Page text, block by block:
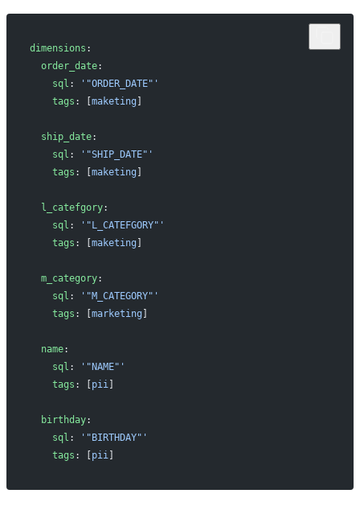
dimensions :
  order_date
:
    sql
:
'"ORDER_DATE"'
    tags
: [ maketing
  ship_date
:
    sql
:
'"SHIP_DATE"'
    tags
: [ maketing
  l_catefgory
:
    sql
:
'"L_CATEFGORY"'
    tags
: [ maketing
  m_category
:
    sql
:
'"M_CATEGORY"'
    tags
: [ marketing
  name
:
    sql
:
'"NAME"'
    tags
: [ pii]
  birthday
:
    sql
:
'"BIRTHDAY"'
    tags
: [ pii]